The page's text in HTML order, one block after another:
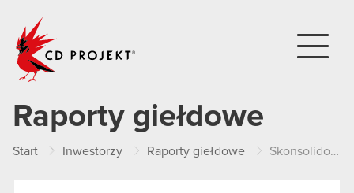
Raporty giełdowe
Start Inwestorzy Raporty giełdowe Skonsolidowany raport kwartalny – 3 kw. 2006